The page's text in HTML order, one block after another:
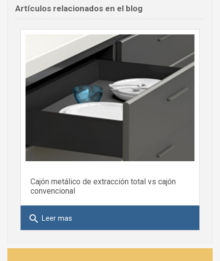
Artículos relacionados en el blog
Cajón metálico de extracción total vs cajón
convencional
search Leer mas